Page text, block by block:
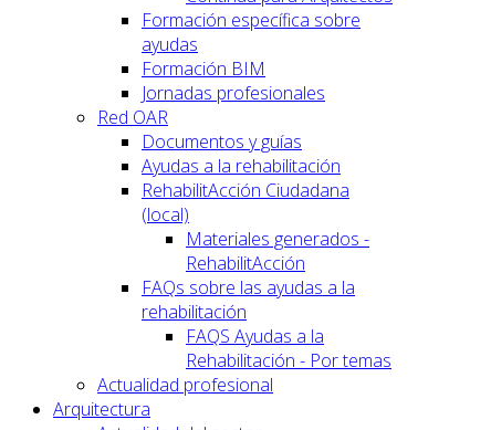
Formación específica sobre
ayudas
Formación BIM
Jornadas profesionales
Red OAR
Documentos y guías
Ayudas a la rehabilitación
RehabilitAcción Ciudadana
(local)
Materiales generados -
RehabilitAcción
FAQs sobre las ayudas a la
rehabilitación
FAQS Ayudas a la
Rehabilitación - Por temas
Actualidad profesional
Arquitectura